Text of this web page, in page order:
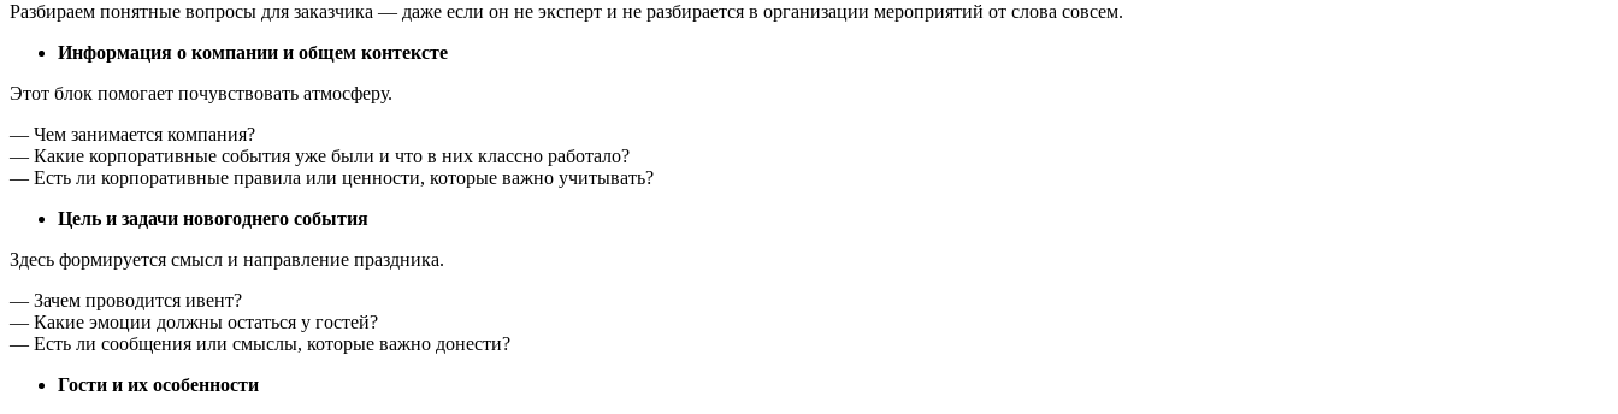
Разбираем понятные вопросы для заказчика — даже если он не эксперт и не разбирается в организации мероприятий от слова совсем.
Информация о компании и общем контексте
Этот блок помогает почувствовать атмосферу.
— Чем занимается компания?
— Какие корпоративные события уже были и что в них классно работало?
— Есть ли корпоративные правила или ценности, которые важно учитывать?
Цель и задачи новогоднего события
Здесь формируется смысл и направление праздника.
— Зачем проводится ивент?
— Какие эмоции должны остаться у гостей?
— Есть ли сообщения или смыслы, которые важно донести?
Гости и их особенности